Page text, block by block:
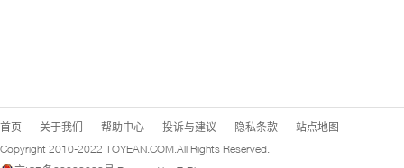
首页 关于我们 帮助中心 投诉与建议 隐私条款
站点地图
Copyright 2010-2022 TOYEAN.COM.All Rights Reserved.